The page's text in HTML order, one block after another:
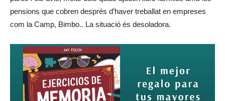
pensions que cobren després d’haver treballat en empreses
com la Camp, Bimbo.. La situació és desoladora.